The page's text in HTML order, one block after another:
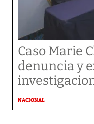
Caso Marie
denuncia y
NACIONAL